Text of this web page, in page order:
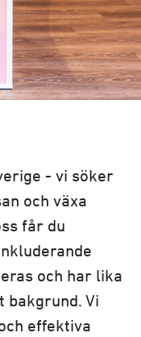
- vi söker
och växa
får du
och har lika
bakgrund. Vi
effektiva